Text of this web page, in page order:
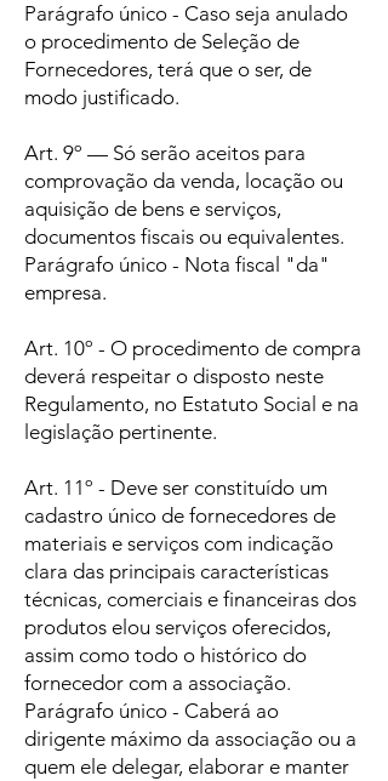
Parágrafo único - Caso seja anulado
o procedimento de Seleção de
Fornecedores, terá que o ser, de
modo justificado.
Art. 9º — Só serão aceitos para
comprovação da venda, locação ou
aquisição de bens e serviços,
documentos fiscais ou equivalentes.
Parágrafo único - Nota fiscal "da"
empresa.
Art. 10º - O procedimento de compra
deverá respeitar o disposto neste
Regulamento, no Estatuto Social e na
legislação pertinente.
Art. 11º - Deve ser constituído um
cadastro único de fornecedores de
materiais e serviços com indicação
clara das principais características
técnicas, comerciais e financeiras dos
produtos elou serviços oferecidos,
assim como todo o histórico do
fornecedor com a associação.
Parágrafo único - Caberá ao
dirigente máximo da associação ou a
quem ele delegar, elaborar e manter